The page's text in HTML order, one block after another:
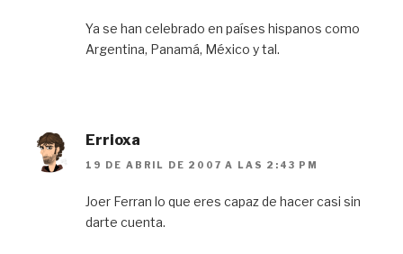
Ya se han celebrado en países hispanos como
Argentina, Panamá, México y tal.
Errioxa
19 DE ABRIL DE 2007 A LAS 2:43 PM
Joer Ferran lo que eres capaz de hacer casi sin
darte cuenta.